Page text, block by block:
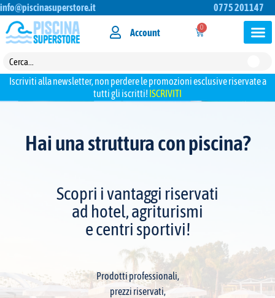
info@piscinasuperstore.it 0775 201147
Account 0
Iscriviti alla newsletter, non perdere le promozioni esclusive riservate a
tutti gli iscritti! ISCRIVITI
Hai una struttura con piscina?
Scopri i vantaggi riservati
ad hotel, agriturismi
e centri sportivi!
Prodotti professionali,
prezzi riservati,